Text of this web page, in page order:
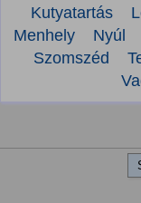
Kutyatartás
Menhely
Nyúl
Szomszéd